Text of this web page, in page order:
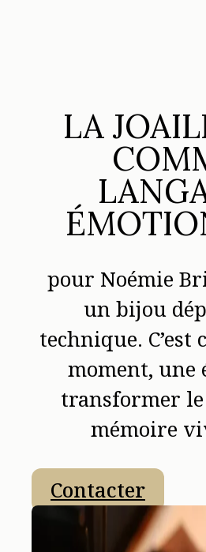
LA
pour Noémie
un bijou
technique.
moment, une
transformer
mémoire
Contacter